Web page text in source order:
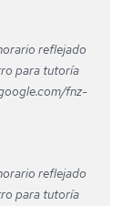
reflejado
para tutoría
fnz-
reflejado
para tutoría